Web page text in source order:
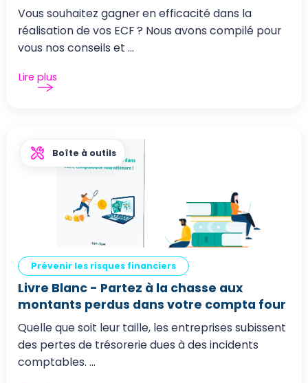
Vous souhaitez gagner en efficacité dans la
réalisation de vos ECF ? Nous avons compilé pour
vous nos conseils et ...
Lire plus
Boîte à outils
Prévenir les risques financiers
Livre Blanc - Partez à la chasse aux
montants perdus dans votre compta four
Quelle que soit leur taille, les entreprises subissent
des pertes de trésorerie dues à des incidents
comptables. ...